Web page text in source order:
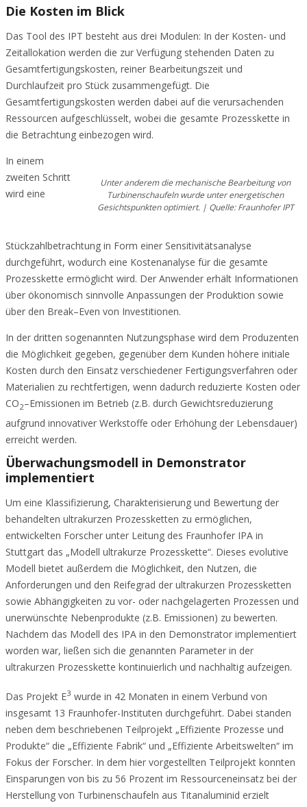
Die Kosten im Blick
Das Tool des IPT besteht aus drei Modulen: In der Kosten- und
Zeitallokation werden die zur Verfügung stehenden Daten zu
Gesamtfertigungskosten, reiner Bearbeitungszeit und
Durchlaufzeit pro Stück zusammengefügt. Die
Gesamtfertigungskosten werden dabei auf die verursachenden
Ressourcen aufgeschlüsselt, wobei die gesamte Prozesskette in
die Betrachtung einbezogen wird.
Unter anderem die mechanische Bearbeitung von
Turbinenschaufeln wurde unter energetischen
Gesichtspunkten optimiert. | Quelle: Fraunhofer IPT
In einem
zweiten Schritt
wird eine
Stückzahlbetrachtung in Form einer Sensitivitätsanalyse
durchgeführt, wodurch eine Kostenanalyse für die gesamte
Prozesskette ermöglicht wird. Der Anwender erhält Informationen
über ökonomisch sinnvolle Anpassungen der Produktion sowie
über den Break–Even von Investitionen.
In der dritten sogenannten Nutzungsphase wird dem Produzenten
die Möglichkeit gegeben, gegenüber dem Kunden höhere initiale
Kosten durch den Einsatz verschiedener Fertigungsverfahren oder
Materialien zu rechtfertigen, wenn dadurch reduzierte Kosten oder
CO2–Emissionen im Betrieb (z.B. durch Gewichtsreduzierung
aufgrund innovativer Werkstoffe oder Erhöhung der Lebensdauer)
erreicht werden.
Überwachungsmodell in Demonstrator
implementiert
Um eine Klassifizierung, Charakterisierung und Bewertung der
behandelten ultrakurzen Prozessketten zu ermöglichen,
entwickelten Forscher unter Leitung des Fraunhofer IPA in
Stuttgart das „Modell ultrakurze Prozesskette“. Dieses evolutive
Modell bietet außerdem die Möglichkeit, den Nutzen, die
Anforderungen und den Reifegrad der ultrakurzen Prozessketten
sowie Abhängigkeiten zu vor- oder nachgelagerten Prozessen und
unerwünschte Nebenprodukte (z.B. Emissionen) zu bewerten.
Nachdem das Modell des IPA in den Demonstrator implementiert
worden war, ließen sich die genannten Parameter in der
ultrakurzen Prozesskette kontinuierlich und nachhaltig aufzeigen.
Das Projekt E3 wurde in 42 Monaten in einem Verbund von
insgesamt 13 Fraunhofer-Instituten durchgeführt. Dabei standen
neben dem beschriebenen Teilprojekt „Effiziente Prozesse und
Produkte“ die „Effiziente Fabrik“ und „Effiziente Arbeitswelten“ im
Fokus der Forscher. In dem hier vorgestellten Teilprojekt konnten
Einsparungen von bis zu 56 Prozent im Ressourceneinsatz bei der
Herstellung von Turbinenschaufeln aus Titanaluminid erzielt